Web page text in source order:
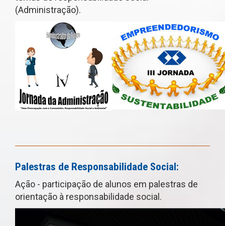
(Administração).
Palestras de Responsabilidade Social:
Ação - participação de alunos em palestras de
orientação à responsabilidade social.